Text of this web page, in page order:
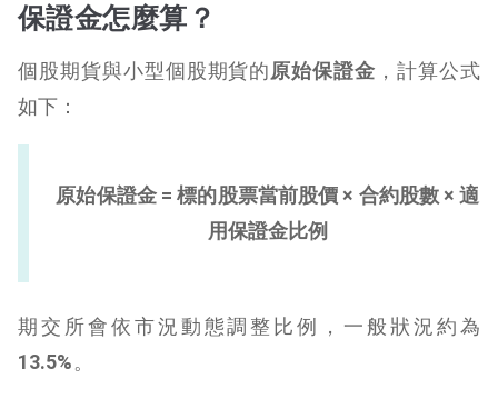
保證金怎麼算？
個股期貨與小型個股期貨的原始保證金 ，計算公式
如下：
原始保證金 = 標的股票當前股價 × 合約股數 × 適
用保證金比例
期交所會依市況動態調整比例，一般狀況約為
13.5%。